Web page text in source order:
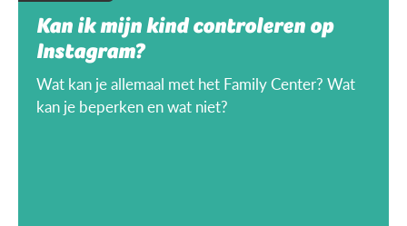
Kan ik mijn kind controleren op
Instagram?
Wat kan je allemaal met het Family Center? Wat
kan je beperken en wat niet?